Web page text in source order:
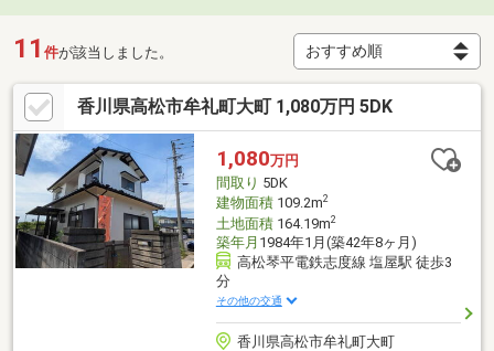
11 件が該当しました。
香川県高松市牟礼町大町 1,080万円 5DK
1,080万円
間取り 5DK
建物面積109.2m2
土地面積164.19m2
築年月 1984年1月(築42年8ヶ月)
高松琴平電鉄志度線 塩屋駅 徒歩3
分
その他の交通
香川県高松市牟礼町大町